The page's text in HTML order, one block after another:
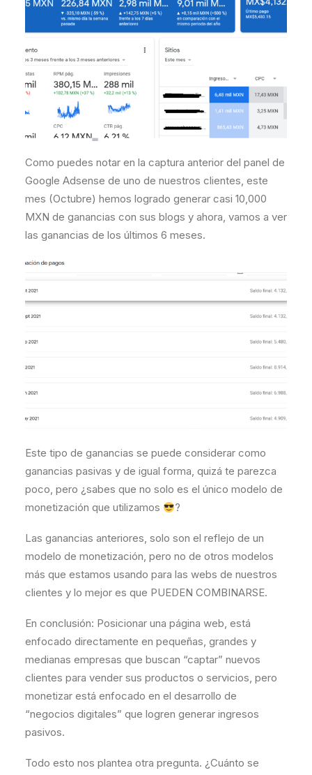
Como puedes notar en la captura anterior del panel de
Google Adsense de uno de nuestros clientes, este
mes (Octubre) hemos logrado generar casi 10,000
MXN de ganancias con sus blogs y ahora, vamos a ver
las ganancias de los últimos 6 meses.
Este tipo de ganancias se puede considerar como
ganancias pasivas y de igual forma, quizá te parezca
poco, pero ¿sabes que no solo es el único modelo de
monetización que utilizamos
?
Las ganancias anteriores, solo son el reflejo de un
modelo de monetización, pero no de otros modelos
más que estamos usando para las webs de nuestros
clientes y lo mejor es que PUEDEN COMBINARSE.
En conclusión: Posicionar una página web, está
enfocado directamente en pequeñas, grandes y
medianas empresas que buscan “captar” nuevos
clientes para vender sus productos o servicios, pero
monetizar está enfocado en el desarrollo de
“negocios digitales” que logren generar ingresos
pasivos.
Todo esto nos plantea otra pregunta. ¿Cuánto se